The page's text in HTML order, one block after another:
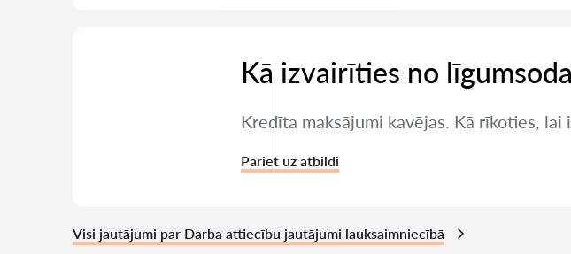
Kā izvairīties no
Kredīta maksājumi kavējas. Kā rīkoties, lai
Pāriet uz atbildi
Visi jautājumi par Darba attiecību jautājumi lauksaimniecībā